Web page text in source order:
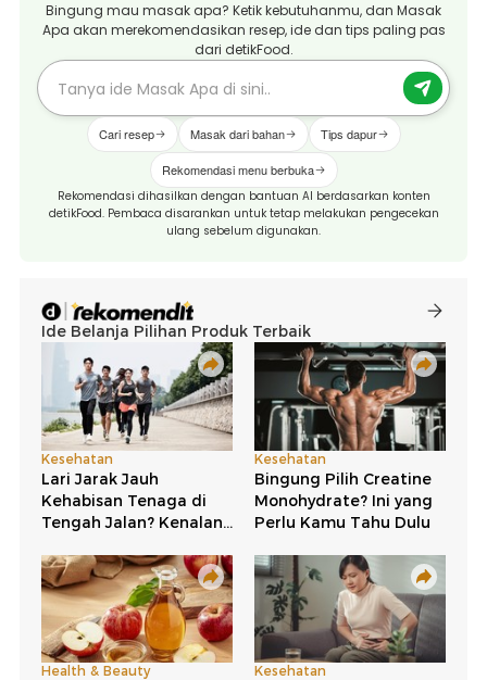
Bingung mau masak apa? Ketik kebutuhanmu, dan Masak
Apa akan merekomendasikan resep, ide dan tips paling pas
dari detikFood.
Cari resep Masak dari bahan Tips dapur
Rekomendasi menu berbuka
Rekomendasi dihasilkan dengan bantuan AI berdasarkan konten
detikFood. Pembaca disarankan untuk tetap melakukan pengecekan
ulang sebelum digunakan.